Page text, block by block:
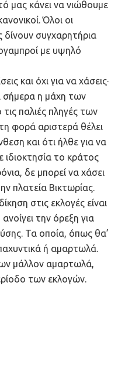
μας κάνει να νιώθουμε
Όλοι οι
συγχαρητήρια
με υψηλό
και όχι για να χάσεις·
σήμερα η μάχη των
παλιές πληγές των
φορά αριστερά θέλει
και ότι ήλθε για να
ιδιοκτησία το κράτος
δε μπορεί να χάσει
πλατεία Βικτωρίας.
στις εκλογές είναι
την όρεξη για
Τα οποία, όπως θα’
ή αμαρτωλά.
μάλλον αμαρτωλά,
των εκλογών.